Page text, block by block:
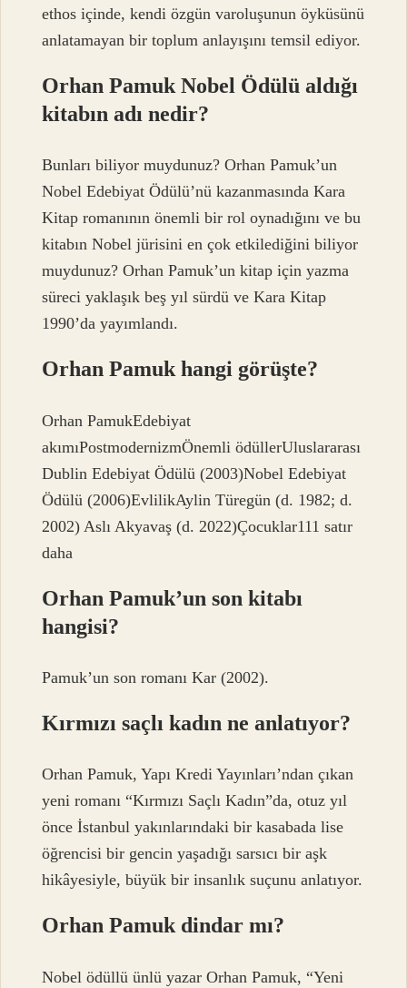
ethos içinde, kendi özgün varoluşunun öyküsünü
anlatamayan bir toplum anlayışını temsil ediyor.
Orhan Pamuk Nobel Ödülü aldığı
kitabın adı nedir?
Bunları biliyor muydunuz? Orhan Pamuk’un
Nobel Edebiyat Ödülü’nü kazanmasında Kara
Kitap romanının önemli bir rol oynadığını ve bu
kitabın Nobel jürisini en çok etkilediğini biliyor
muydunuz? Orhan Pamuk’un kitap için yazma
süreci yaklaşık beş yıl sürdü ve Kara Kitap
1990’da yayımlandı.
Orhan Pamuk hangi görüşte?
Orhan PamukEdebiyat
akımıPostmodernizmÖnemli ödüllerUluslararası
Dublin Edebiyat Ödülü (2003)Nobel Edebiyat
Ödülü (2006)EvlilikAylin Türegün (d. 1982; d.
2002) Aslı Akyavaş (d. 2022)Çocuklar111 satır
daha
Orhan Pamuk’un son kitabı
hangisi?
Pamuk’un son romanı Kar (2002).
Kırmızı saçlı kadın ne anlatıyor?
Orhan Pamuk, Yapı Kredi Yayınları’ndan çıkan
yeni romanı “Kırmızı Saçlı Kadın”da, otuz yıl
önce İstanbul yakınlarındaki bir kasabada lise
öğrencisi bir gencin yaşadığı sarsıcı bir aşk
hikâyesiyle, büyük bir insanlık suçunu anlatıyor.
Orhan Pamuk dindar mı?
Nobel ödüllü ünlü yazar Orhan Pamuk, “Yeni